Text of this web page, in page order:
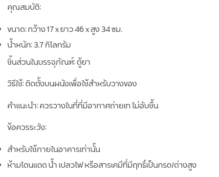
คุณสมบัติ:
ขนาด: กว้าง 17 x ยาว 46 x สูง 34 ซม.
น้ำหนัก: 3.7 กิโลกรัม
ชิ้นส่วนในบรรจุภัณฑ์: ตู้ยา
วิธีใช้: ติดตั้งบนผนังเพื่อใช้สำหรับวางของ
คำแนะนำ: ควรวางในที่ที่มีอากาศถ่ายเท ไม่อับชื้น
ข้อควรระวัง:
สำหรับใช้ภายในอาคารเท่านั้น
ห้ามโดนแดด น้ำ เปลวไฟ หรือสารเคมีที่มีฤทธิ์เป็นกรด/ด่างสูง